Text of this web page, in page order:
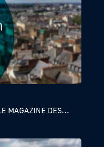
MAGAZINE DES...